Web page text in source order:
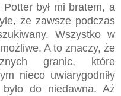
był mi bratem, a
że zawsze podczas
Wszystko w
A to znaczy, że
granic, które
nieco uwiarygodniły
do niedawna. Aż